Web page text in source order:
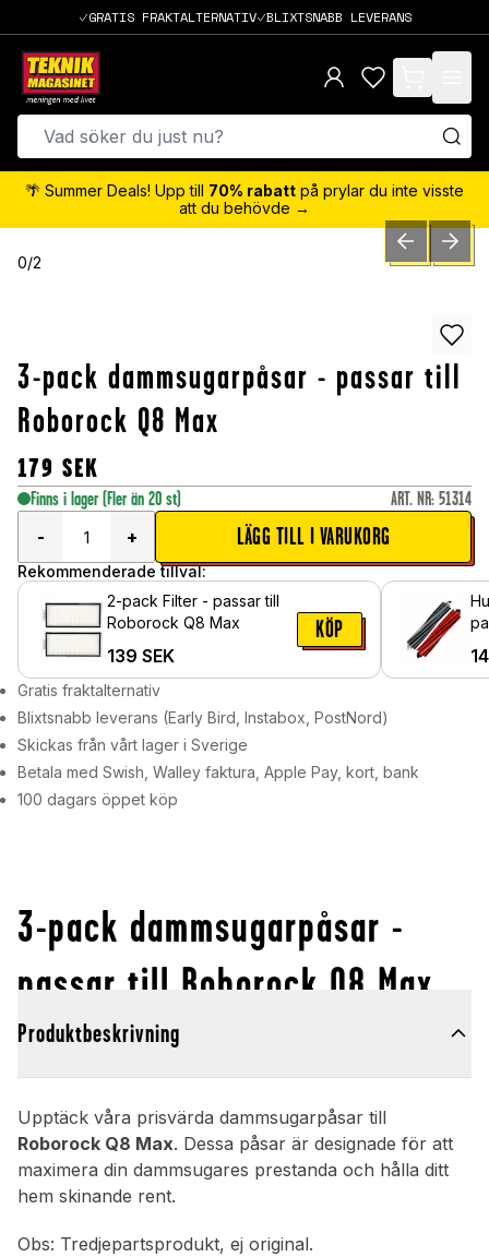
GRATIS FRAKTALTERNATIV BLIXTSNABB LEVERANS
items in cart,
🌴 Summer Deals! Upp till 70% rabatt på prylar du inte visste
att du behövde →
0/2 PREVIOUSNEXT
3-pack dammsugarpåsar - passar till
Roborock Q8 Max
179 SEK
Finns i lager (Fler än 20 st) ART. NR: 51314
-
+ LÄGG TILL I VARUKORG
Rekommenderade tillval:
2-pack Filter - passar till
Roborock Q8 Max
139 SEK
KÖP
Gratis fraktalternativ
Blixtsnabb leverans (Early Bird, Instabox, PostNord)
Skickas från vårt lager i Sverige
Betala med Swish, Walley faktura, Apple Pay, kort, bank
100 dagars öppet köp
3-pack dammsugarpåsar -
passar till Roborock Q8 Max
Produktbeskrivning
Upptäck våra prisvärda dammsugarpåsar till
Roborock Q8 Max. Dessa påsar är designade för att
maximera din dammsugares prestanda och hålla ditt
hem skinande rent.
Obs: Tredjepartsprodukt, ej original.